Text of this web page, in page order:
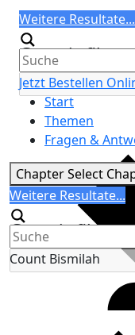
Search
Weitere Resultate...
Generic filters
Jetzt Bestellen
Start
Themen
Fragen &
ChapterSelect
Search
Weitere Resultate...
Generic filters
Count Bismilah